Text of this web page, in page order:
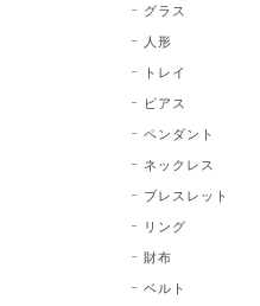
グラス
人形
トレイ
ピアス
ペンダント
ネックレス
ブレスレット
リング
財布
ベルト